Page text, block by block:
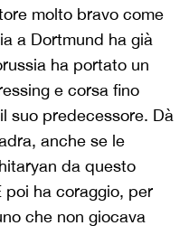
molto bravo come
a Dortmund ha già
ha portato un
e corsa fino
suo predecessore. Dà
anche se le
da questo
poi ha coraggio, per
che non giocava